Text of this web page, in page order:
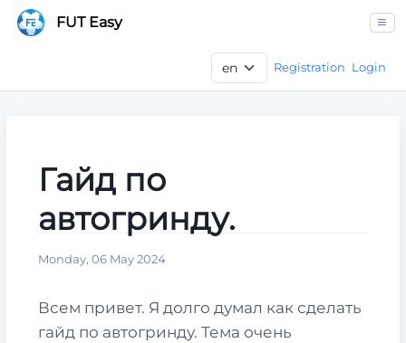
FUT Easy
Registration Login
Гайд по
автогринду.
Monday, 06 May 2024
Всем привет. Я долго думал как сделать
гайд по автогринду. Тема очень